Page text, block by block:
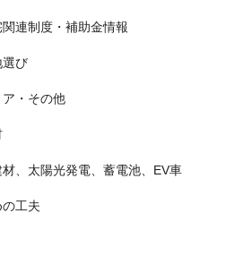
連制度・補助金情報
選び
・その他
、太陽光発電、蓄電池、EV車
工夫